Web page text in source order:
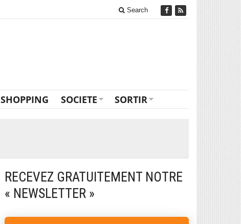
Search
SHOPPING SOCIETE SORTIR
RECEVEZ GRATUITEMENT NOTRE
« NEWSLETTER »